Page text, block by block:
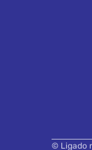
© Ligado